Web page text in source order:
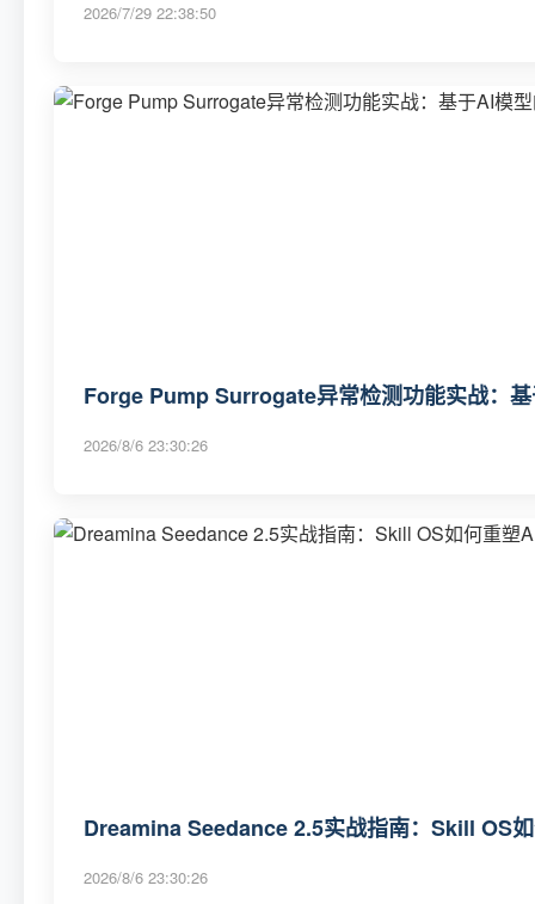
2026/7/29 22:38:50
Forge Pump Surrogate异常检测功能实战：
2026/8/6 23:30:26
Dreamina Seedance 2.5实战指南：Skill OS
2026/8/6 23:30:26